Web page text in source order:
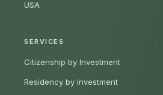
USA
SERVICES
Citizenship by Investment
Residency by Investment